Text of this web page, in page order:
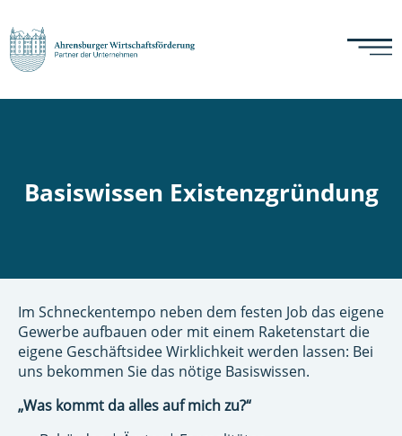
Basiswissen Existenzgründung
Im Schneckentempo neben dem festen Job das eigene
Gewerbe aufbauen oder mit einem Raketenstart die
eigene Geschäftsidee Wirklichkeit werden lassen: Bei
uns bekommen Sie das nötige Basiswissen.
„Was kommt da alles auf mich zu?“